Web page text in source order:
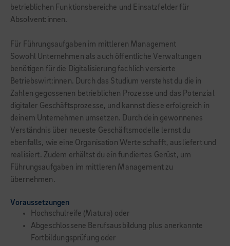
betrieblichen Funktionsbereiche und Einsatzfelder für
Absolvent:innen.
Für Führungsaufgaben im mittleren Management
Sowohl Unternehmen als auch öffentliche Verwaltungen
benötigen für die Digitalisierung fachlich versierte
Betriebswirt:innen. Durch das Studium verstehst du die in
Zahlen gegossenen betrieblichen Prozesse und das Potenzial
digitaler Geschäftsprozesse, und kannst diese erfolgreich in
deinem Unternehmen umsetzen. Durch dein gewonnenes
Verständnis über neueste Geschäftsmodelle lernst du
ebenfalls, wie eine Organisation Werte schafft, ausliefert und
realisiert. Zudem erhältst du ein fundiertes Gerüst, um
Führungsaufgaben im mittleren Management zu
übernehmen.
Voraussetzungen
Hochschulreife (Matura) oder
Abgeschlossene Berufsausbildung plus anerkannte
Fortbildungsprüfung oder